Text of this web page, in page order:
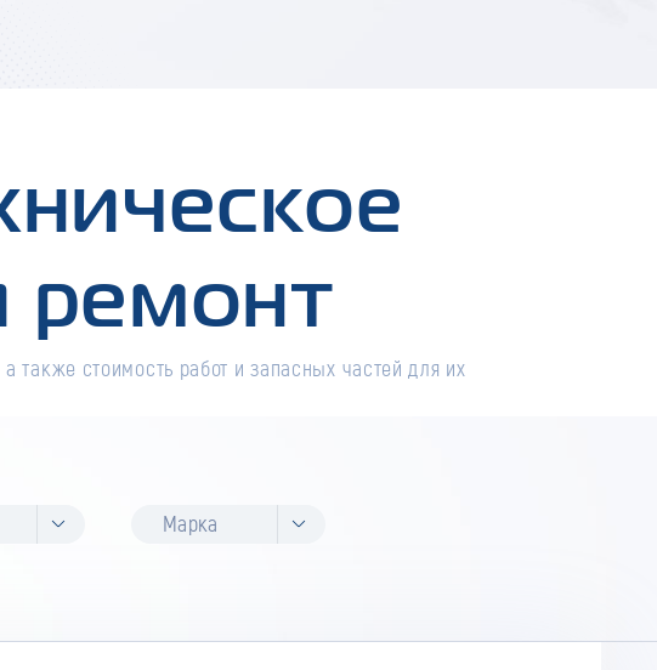
ремонт
также стоимость работ и запасных частей для их
Марка